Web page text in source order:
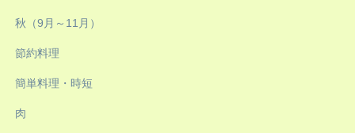
秋（9月～11月）
節約料理
簡単料理・時短
肉